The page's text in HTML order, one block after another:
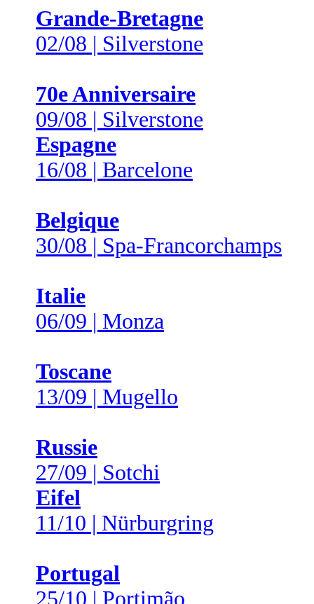
Grande-Bretagne
02/08 | Silverstone
70e Anniversaire
09/08 | Silverstone
Espagne
16/08 | Barcelone
Belgique
30/08 | Spa-Francorchamps
Italie
06/09 | Monza
Toscane
13/09 | Mugello
Russie
27/09 | Sotchi
Eifel
11/10 | Nürburgring
Portugal
25/10 | Portimão